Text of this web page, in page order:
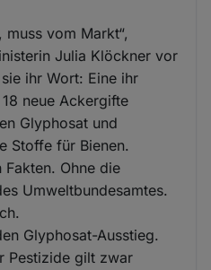
muss vom Markt“,
Julia Klöckner vor
ihr Wort: Eine ihr
neue Ackergifte
Glyphosat und
Stoffe für Bienen.
Ohne die
Umweltbundesamtes.
Glyphosat-Ausstieg.
Pestizide gilt zwar